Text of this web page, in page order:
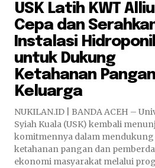
USK Latih KWT
Cepa dan
Instalasi
untuk Dukung
Ketahanan Pangan
Keluarga
NUKILAN.ID | BANDA ACEH –
Syiah Kuala (USK) kembali
komitmennya dalam mendukung
ketahanan pangan dan
ekonomi masyarakat melalui